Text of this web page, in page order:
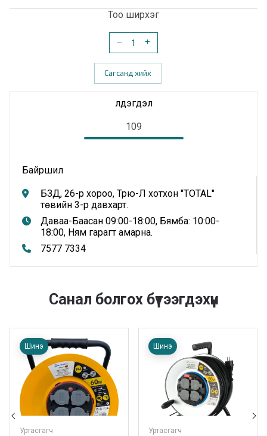
Тоо ширхэг
Сагсанд хийх
Байршил
БЗД, 26-р хороо, Трю-Л хотхон "TOTAL"
төвийн 3-р давхарт.
Даваа-Баасан 09:00-18:00, Бямба: 10:00-
18:00, Ням гарагт амарна.
7577 7334
Үлдэгдэл
109
Санал болгох бүтээгдэхүүн
Шинэ
Уртасгагч
Шинэ
Уртасгагч